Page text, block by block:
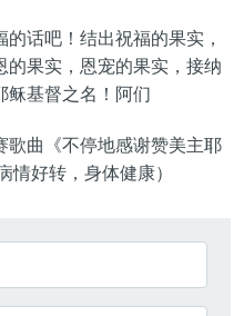
话吧！结出祝福的果实，
果实，恩宠的果实，接纳
稣基督之名！阿们
歌曲《不停地感谢赞美主耶
情好转，身体健康）